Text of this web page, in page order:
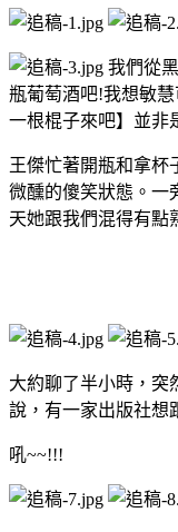
我們從
瓶葡萄酒吧!我想敏
一根棍子來吧】並非
王傑忙著開瓶和拿杯
微醺的傻笑狀態。一
天她跟我們混得有點
大約聊了半小時，突
說，有一家出版社想
吼~~!!!